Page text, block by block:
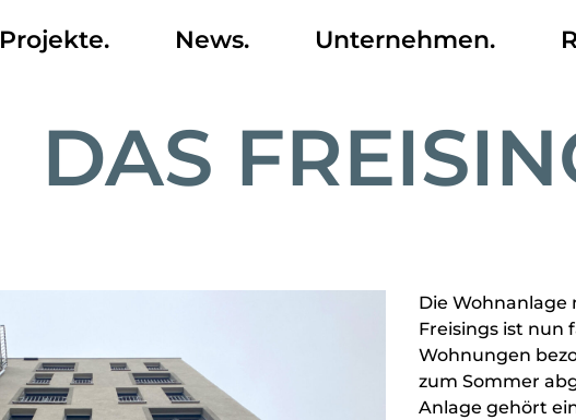
Projekte. News. Unternehmen.
DAS
Die
Freisings ist nun
Wohnungen
zum Sommer
Anlage gehört